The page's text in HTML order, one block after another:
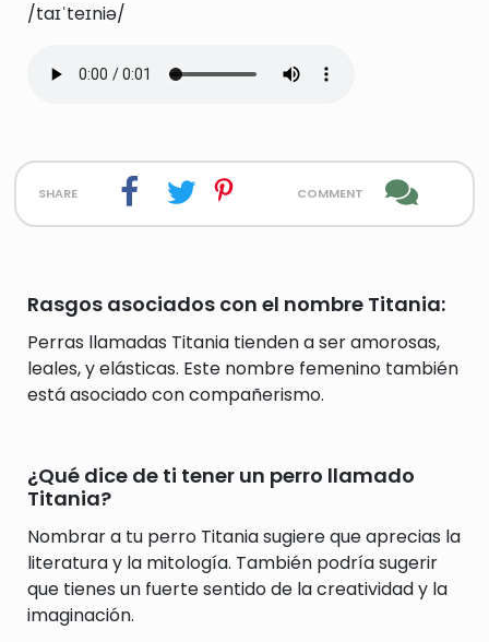
/taɪˈteɪniə/
share comment
Rasgos asociados con el nombre Titania:
Perras llamadas Titania tienden a ser amorosas,
leales, y elásticas. Este nombre femenino también
está asociado con compañerismo.
¿Qué dice de ti tener un perro llamado
Titania?
Nombrar a tu perro Titania sugiere que aprecias la
literatura y la mitología. También podría sugerir
que tienes un fuerte sentido de la creatividad y la
imaginación.